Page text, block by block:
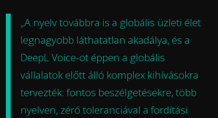
„A nyelv továbbra is a globális üzleti élet
legnagyobb láthatatlan akadálya, és a
DeepL Voice-ot éppen a globális
vállalatok előtt álló komplex kihívásokra
tervezték: fontos beszélgetésekre, több
nyelven, zéró toleranciával a fordítási